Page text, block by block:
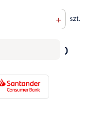
+ szt.
do